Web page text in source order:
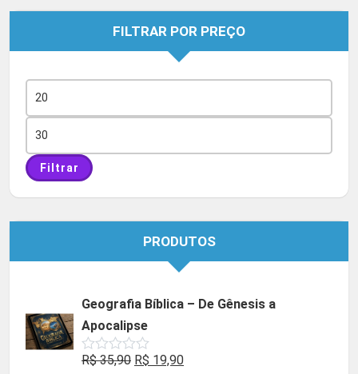
FILTRAR POR PREÇO
mínimo
máximo
Filtrar
PRODUTOS
Geografia Bíblica – De Gênesis a
Apocalipse
Avaliação
R$35,90 O
R$ 19,90O